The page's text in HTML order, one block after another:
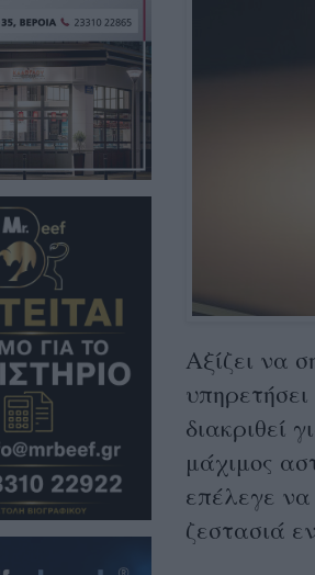
Αξίζει να
διακριθεί
μάχιμος
επέλεγε
ζεστασιά